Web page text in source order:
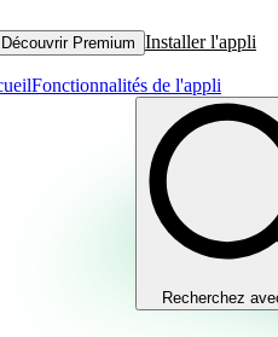
Découvrir Premium Installer l'appli
Fonctionnalités de l'appli
Recherchez